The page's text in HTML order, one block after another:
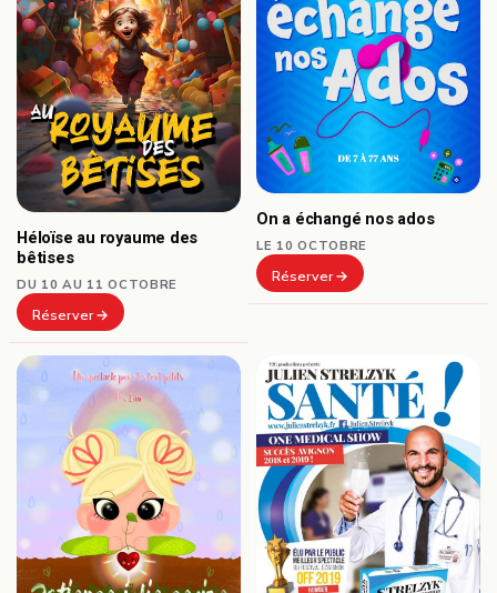
Héloïse au royaume des
bêtises
DU 10 AU 11 OCTOBRE
Réserver
On a échangé nos ados
LE 10 OCTOBRE
Réserver